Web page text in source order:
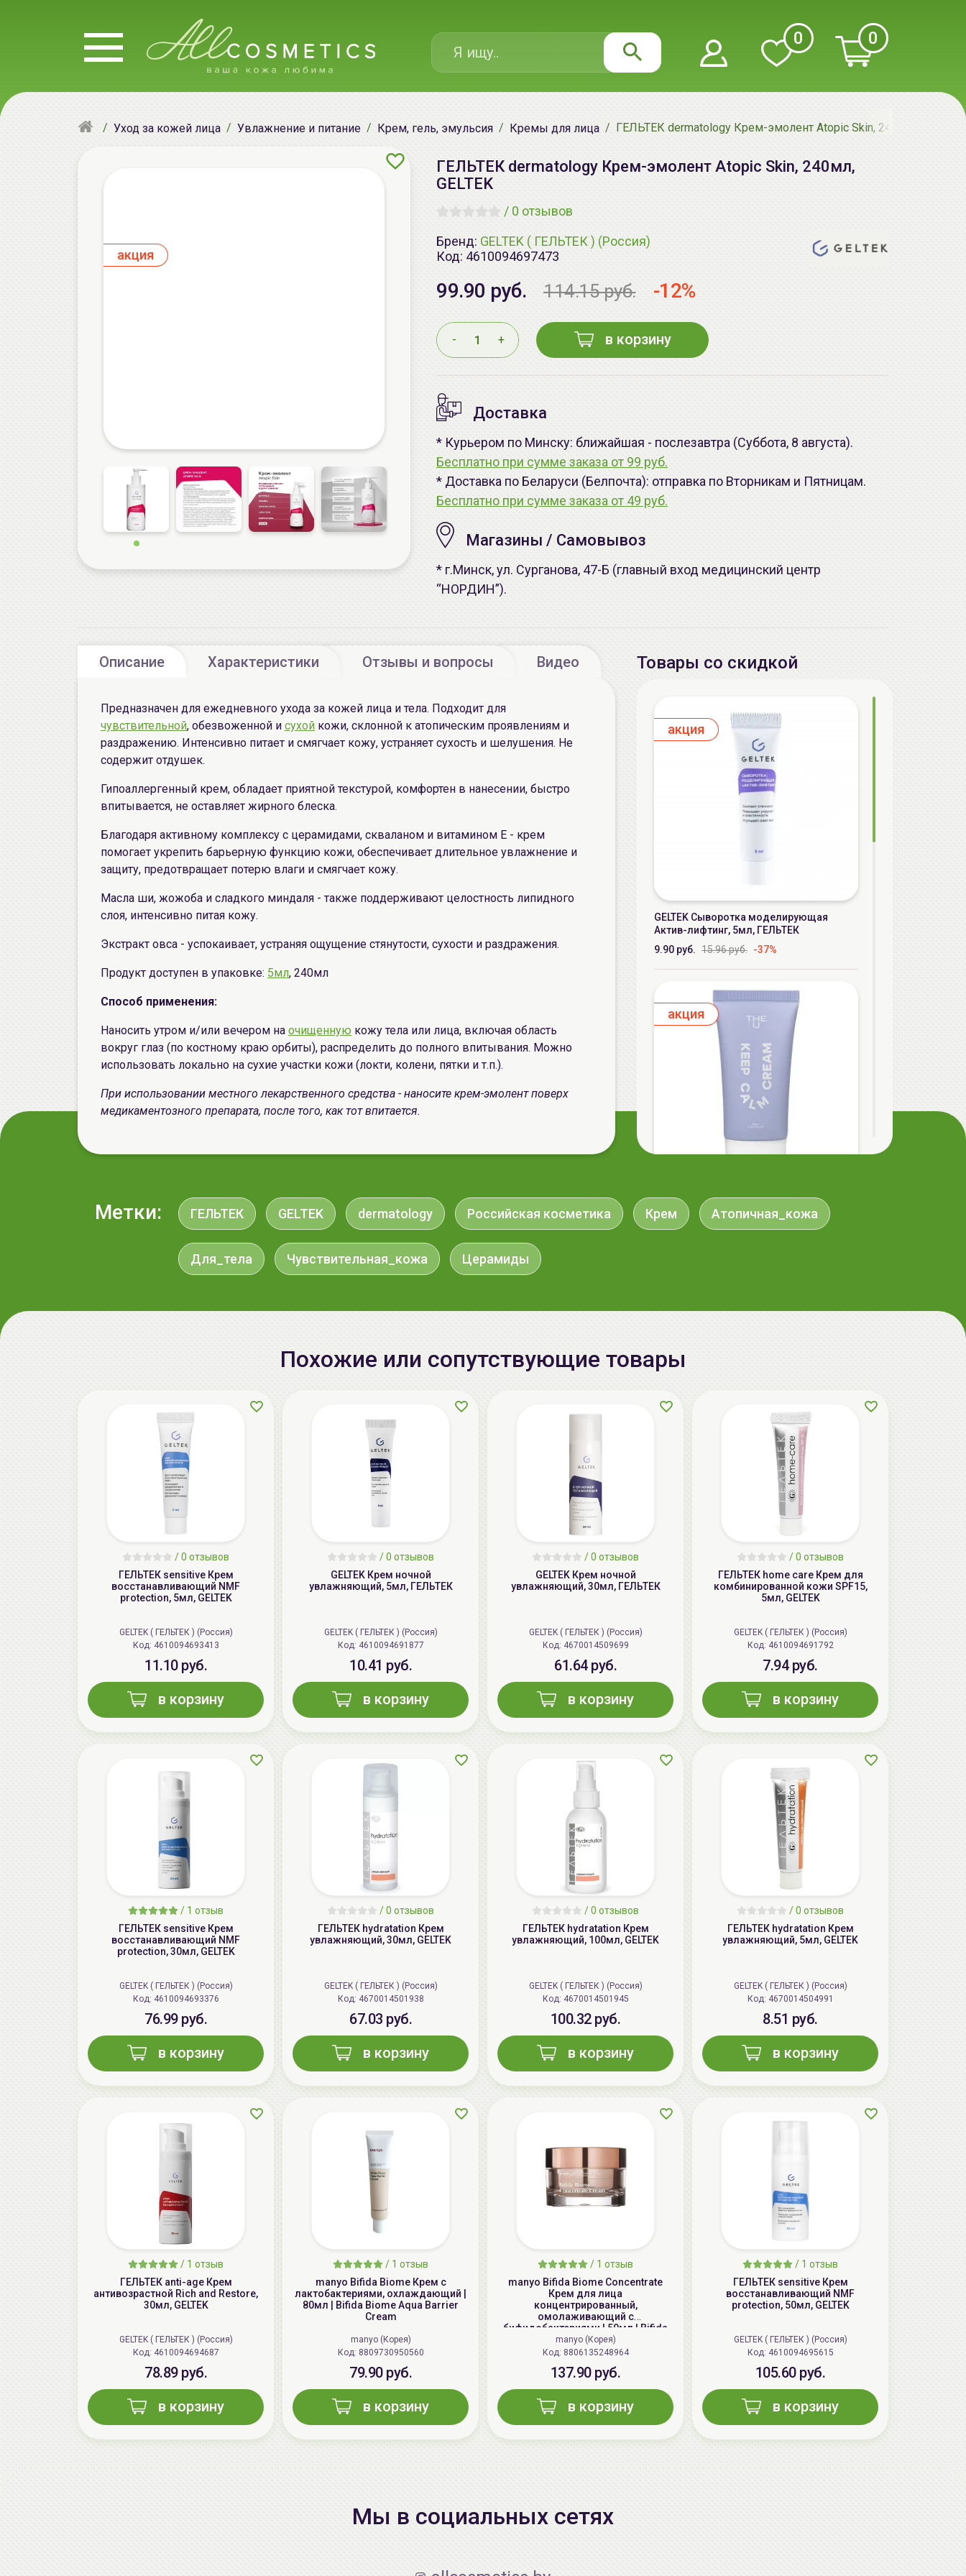
0 0
Уход за кожей лица Увлажнение и питание Крем, гель, эмульсия Кремы для лица ГЕЛЬТЕК dermatology Крем-эмолент Atopic Skin, 240мл, GELTEK
aкция
ГЕЛЬТЕК dermatology Крем-эмолент Atopic Skin, 240мл,
GELTEK
/ 0 отзывов
Бренд: GELTEK ( ГЕЛЬТЕК ) (Россия)
Код: 4610094697473
99.90 руб. 114.15 руб. -12%
- + в корзину
Доставка
* Курьером по Минску: ближайшая - послезавтра (Суббота, 8 августа).
Бесплатно при сумме заказа от 99 руб.
* Доставка по Беларуси (Белпочта): отправка по Вторникам и Пятницам.
Бесплатно при сумме заказа от 49 руб.
Магазины / Самовывоз
* г.Минск, ул. Сурганова, 47-Б (главный вход медицинский центр
“НОРДИН”).
Описание Характеристики Отзывы и вопросы Видео
Предназначен для ежедневного ухода за кожей лица и тела. Подходит для
чувствительной, обезвоженной и сухой кожи, склонной к атопическим проявлениям и
раздражению. Интенсивно питает и смягчает кожу, устраняет сухость и шелушения. Не
содержит отдушек.
Гипоаллергенный крем, обладает приятной текстурой, комфортен в нанесении, быстро
впитывается, не оставляет жирного блеска.
Благодаря активному комплексу с церамидами, скваланом и витамином Е - крем
помогает укрепить барьерную функцию кожи, обеспечивает длительное увлажнение и
защиту, предотвращает потерю влаги и смягчает кожу.
Масла ши, жожоба и сладкого миндаля - также поддерживают целостность липидного
слоя, интенсивно питая кожу.
Экстракт овса - успокаивает, устраняя ощущение стянутости, сухости и раздражения.
Продукт доступен в упаковке: 5мл, 240мл
Способ применения:
Наносить утром и/или вечером на очищенную кожу тела или лица, включая область
вокруг глаз (по костному краю орбиты), распределить до полного впитывания. Можно
использовать локально на сухие участки кожи (локти, колени, пятки и т.п.).
При использовании местного лекарственного средства - наносите крем-эмолент поверх
медикаментозного препарата, после того, как тот впитается.
Товары со скидкой
aкция
GELTEK Сыворотка моделирующая
Актив-лифтинг, 5мл, ГЕЛЬТЕК
9.90 руб. 15.96 руб. -37%
aкция
The U Крем с центеллой Keep Calm
Cream, 50мл
ГЕЛЬТЕК cleansing Маска энзимная
-52%
AiliCode Бальзам для волос
-26%
AiliCode Восстанавливающий крем-
пилинг для лица, 50мл
24.90 руб.
49.95 руб. -50%
Метки: ГЕЛЬТЕК GELTEK dermatology Российская косметика Крем Атопичная_кожа
Для_тела Чувствительная_кожа Церамиды
Похожие или сопутствующие товары
/0 отзывов
ГЕЛЬТЕК sensitive Крем
восстанавливающий NMF
protection, 5мл, GELTEK
GELTEK ( ГЕЛЬТЕК ) (Россия)
Код: 4610094693413
11.10 руб.
в корзину
/0 отзывов
GELTEK Крем ночной
увлажняющий, 5мл, ГЕЛЬТЕК
GELTEK ( ГЕЛЬТЕК ) (Россия)
Код: 4610094691877
10.41 руб.
в корзину
/0 отзывов
GELTEK Крем ночной
увлажняющий, 30мл, ГЕЛЬТЕК
GELTEK ( ГЕЛЬТЕК ) (Россия)
Код: 4670014509699
61.64 руб.
в корзину
/0 отзывов
ГЕЛЬТЕК home care Крем для
комбинированной кожи SPF15,
5мл, GELTEK
GELTEK ( ГЕЛЬТЕК ) (Россия)
Код: 4610094691792
7.94 руб.
в корзину
/ 1 отзыв
ГЕЛЬТЕК sensitive Крем
восстанавливающий NMF
protection, 30мл, GELTEK
GELTEK ( ГЕЛЬТЕК ) (Россия)
Код: 4610094693376
76.99 руб.
в корзину
/0 отзывов
ГЕЛЬТЕК hydratation Крем
увлажняющий, 30мл, GELTEK
GELTEK ( ГЕЛЬТЕК ) (Россия)
Код: 4670014501938
67.03 руб.
в корзину
/0 отзывов
ГЕЛЬТЕК hydratation Крем
увлажняющий, 100мл, GELTEK
GELTEK ( ГЕЛЬТЕК ) (Россия)
Код: 4670014501945
100.32 руб.
в корзину
/0 отзывов
ГЕЛЬТЕК hydratation Крем
увлажняющий, 5мл, GELTEK
GELTEK ( ГЕЛЬТЕК ) (Россия)
Код: 4670014504991
8.51 руб.
в корзину
/ 1 отзыв
ГЕЛЬТЕК anti-age Крем
антивозрастной Rich and Restore,
30мл, GELTEK
GELTEK ( ГЕЛЬТЕК ) (Россия)
Код: 4610094694687
78.89 руб.
в корзину
/ 1 отзыв
manyo Bifida Biome Крем с
лактобактериями, охлаждающий |
80мл | Bifida Biome Aqua Barrier
Cream
manyo (Корея)
Код: 8809730950560
79.90 руб.
в корзину
/ 1 отзыв
manyo Bifida Biome Concentrate
Крем для лица
концентрированный,
омолаживающий с
бифидобактериями | 50мл | Bifida
Biome Concentrate Cream
manyo (Корея)
Код: 8806135248964
137.90 руб.
в корзину
/ 1 отзыв
ГЕЛЬТЕК sensitive Крем
восстанавливающий NMF
protection, 50мл, GELTEK
GELTEK ( ГЕЛЬТЕК ) (Россия)
Код: 4610094695615
105.60 руб.
в корзину
Мы в социальных сетях